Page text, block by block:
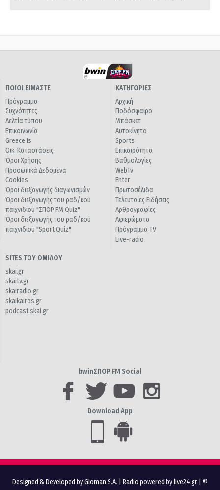
ΠΟΙΟΙ ΕΙΜΑΣΤΕ
Πρόγραμμα
Συχνότητες
Δελτία τύπου
Επικοινωνία
Greece Is
Οικ. Καταστάσεις
Όροι Χρήσης
Προσωπικά Δεδομένα
Cookies
Όροι διεξαγωγής διαγωνισμών
Όροι διεξαγωγής του ραδ/κού
παιχνιδιού "ΣΠΟΡ FM Quiz"
Όροι διεξαγωγής του ραδ/κού
παιχνιδιού "Sport Quiz"
ΚΑΤΗΓΟΡΙΕΣ
Αρχική
Ποδόσφαιρο
Μπάσκετ
Αυτοκίνητο
Sports
Επικαιρότητα
Βαθμολογίες
WebTv
Enter
Πρωτοσέλιδα
Τελευταίες Ειδήσεις
Αρθρογραφίες
Αφιερώματα
Πρόγραμμα TV
Live-radio
SITES ΤΟΥ ΟΜΙΛΟΥ
skai.gr
skaitv.gr
skairadio.gr
skaikairos.gr
podcast.skai.gr
bwinΣΠΟΡ FM Social
Download App
Designed & Developed by Gloman S.A. Radio powered by live24.gr | ©